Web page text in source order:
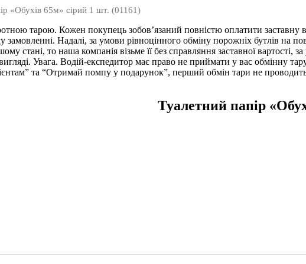
«Обухів 65м» сірий 1 шт. (01161)
тарою. Кожен покупець зобов’язаний повністю оплатити заставну
замовленні. Надалі, за умови рівноцінного обміну порожніх бутлів на
стані, то наша компанія візьме її без справляння заставної
Увага. Водій-експедитор має право не приймати у вас обмінну
та “Отримай помпу у подарунок”, перший обмін тари не
Туалетний папір